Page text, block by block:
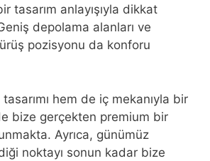
tasarım anlayışıyla dikkat
depolama alanları ve
pozisyonu da konforu
hem de iç mekanıyla bir
bize gerçekten premium bir
Ayrıca, günümüz
noktayı sonun kadar bize